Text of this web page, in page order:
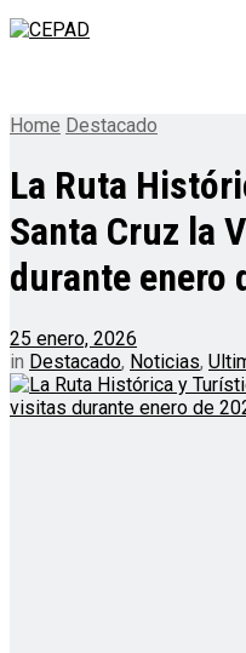
Home Destacado
La Ruta
Santa Cruz la
durante enero
25 enero, 2026
in Destacado, Noticias,